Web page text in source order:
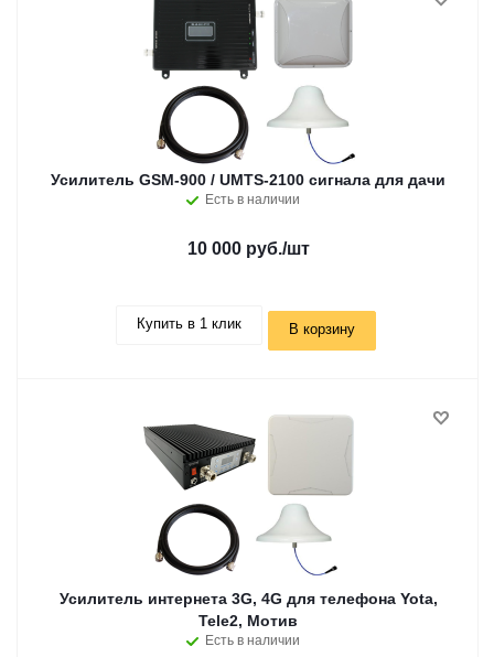
Усилитель GSM-900 / UMTS-2100 сигнала для дачи
Есть в наличии
10 000 руб./шт
Купить в 1 клик В корзину
Усилитель интернета 3G, 4G для телефона Yota,
Tele2, Мотив
Есть в наличии